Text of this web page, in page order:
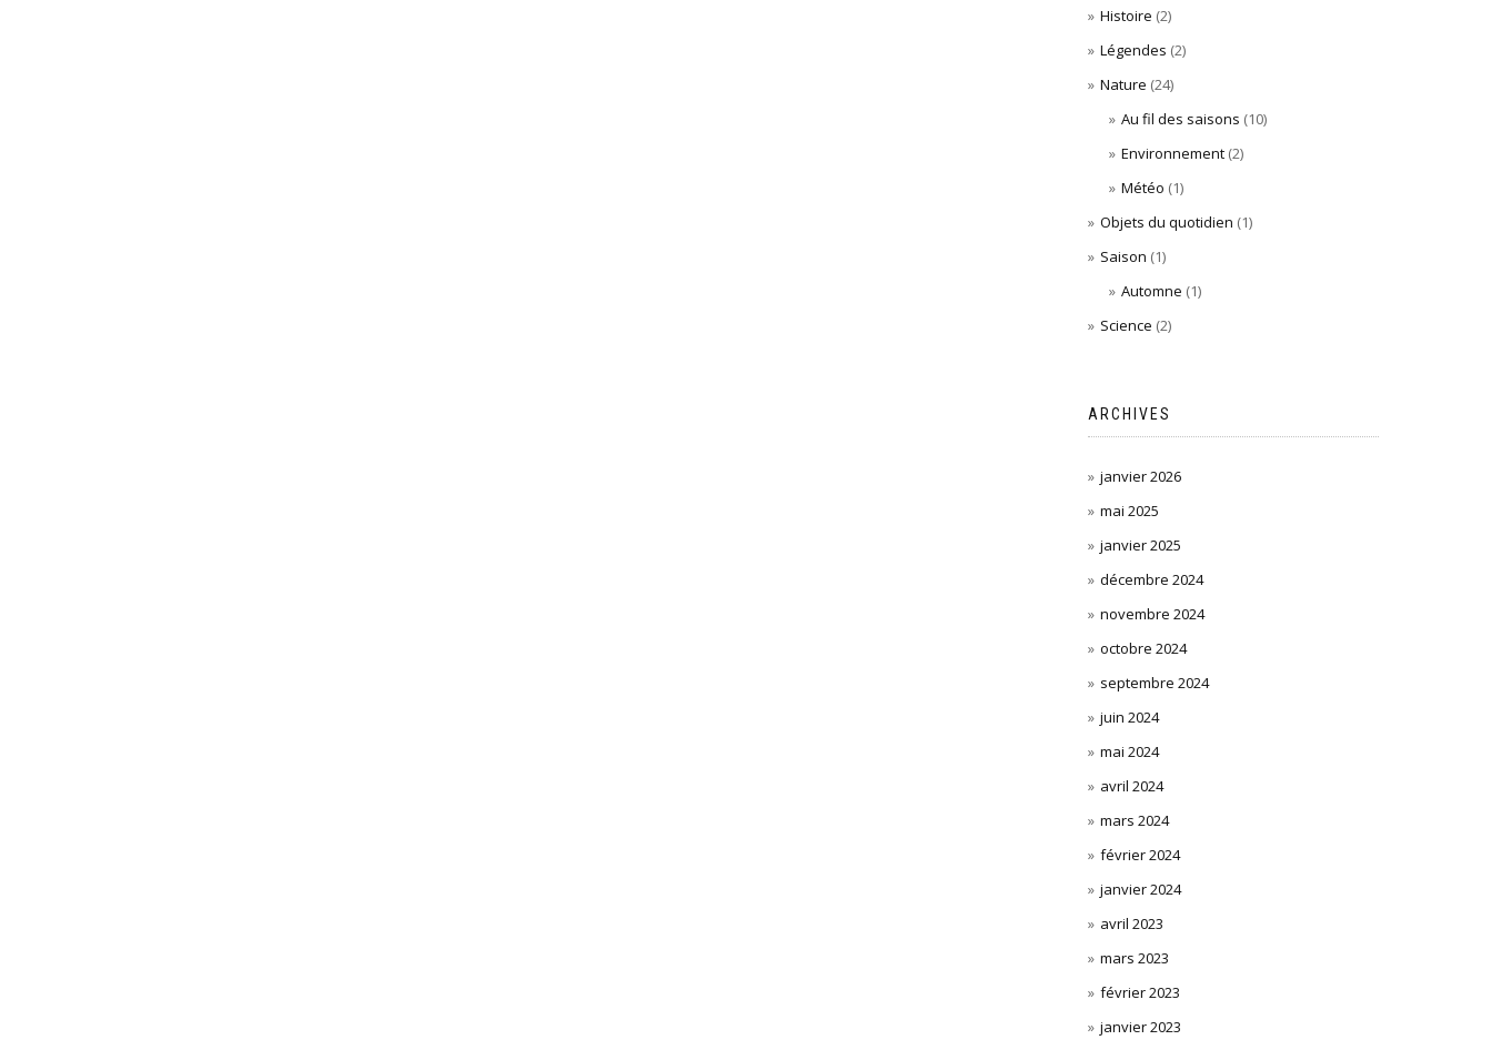
Histoire (2)
Légendes (2)
Nature (24)
Au fil des saisons (10)
Environnement (2)
Météo (1)
Objets du quotidien (1)
Saison (1)
Automne (1)
Science (2)
ARCHIVES
janvier 2026
mai 2025
janvier 2025
décembre 2024
novembre 2024
octobre 2024
septembre 2024
juin 2024
mai 2024
avril 2024
mars 2024
février 2024
janvier 2024
avril 2023
mars 2023
février 2023
janvier 2023